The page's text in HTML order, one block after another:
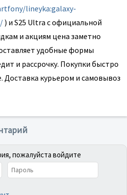
lineyka:galaxy-
) и S25 Ultra с официальной
и акциям цена заметно
удобные формы
и рассрочку. Покупки быстро
Доставка курьером и самовывоз
пожалуйста войдите